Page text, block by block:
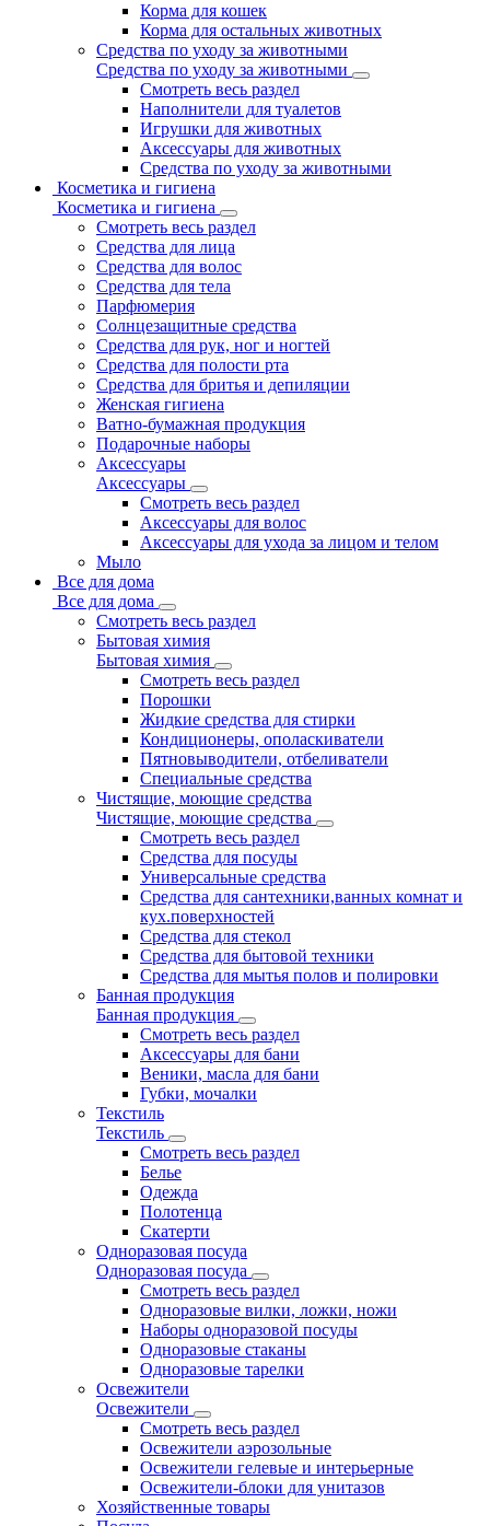
Корма для кошек
Корма для остальных животных
Средства по уходу за животными
Средства по уходу за животными
Смотреть весь раздел
Наполнители для туалетов
Игрушки для животных
Аксессуары для животных
Средства по уходу за животными
Косметика и гигиена
Косметика и гигиена
Смотреть весь раздел
Средства для лица
Средства для волос
Средства для тела
Парфюмерия
Солнцезащитные средства
Средства для рук, ног и ногтей
Средства для полости рта
Средства для бритья и депиляции
Женская гигиена
Ватно-бумажная продукция
Подарочные наборы
Аксессуары
Аксессуары
Смотреть весь раздел
Аксессуары для волос
Аксессуары для ухода за лицом и телом
Мыло
Все для дома
Все для дома
Смотреть весь раздел
Бытовая химия
Бытовая химия
Смотреть весь раздел
Порошки
Жидкие средства для стирки
Кондиционеры, ополаскиватели
Пятновыводители, отбеливатели
Специальные средства
Чистящие, моющие средства
Чистящие, моющие средства
Смотреть весь раздел
Средства для посуды
Универсальные средства
Средства для сантехники,ванных комнат и
кух.поверхностей
Средства для стекол
Средства для бытовой техники
Средства для мытья полов и полировки
Банная продукция
Банная продукция
Смотреть весь раздел
Аксессуары для бани
Веники, масла для бани
Губки, мочалки
Текстиль
Текстиль
Смотреть весь раздел
Белье
Одежда
Полотенца
Скатерти
Одноразовая посуда
Одноразовая посуда
Смотреть весь раздел
Одноразовые вилки, ложки, ножи
Наборы одноразовой посуды
Одноразовые стаканы
Одноразовые тарелки
Освежители
Освежители
Смотреть весь раздел
Освежители аэрозольные
Освежители гелевые и интерьерные
Освежители-блоки для унитазов
Хозяйственные товары